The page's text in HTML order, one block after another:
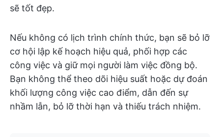
sẽ tốt đẹp.
Nếu không có lịch trình chính thức, bạn sẽ bỏ lỡ
cơ hội lập kế hoạch hiệu quả, phối hợp các
công việc và giữ mọi người làm việc đồng bộ.
Bạn không thể theo dõi hiệu suất hoặc dự đoán
khối lượng công việc cao điểm, dẫn đến sự
nhầm lẫn, bỏ lỡ thời hạn và thiếu trách nhiệm.